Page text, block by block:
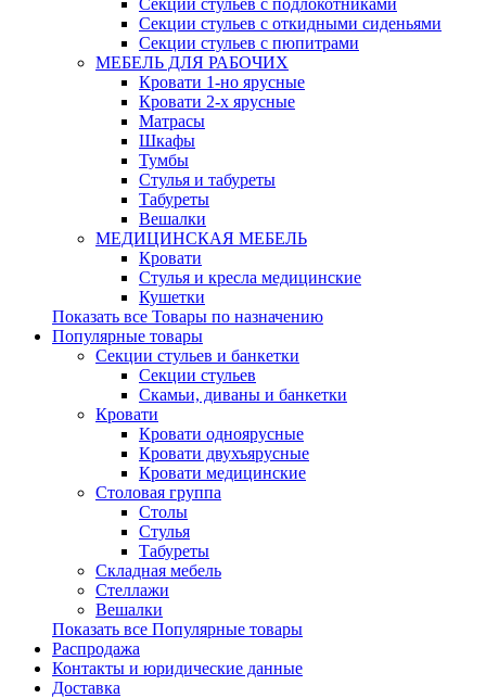
Секции стульев с подлокотниками
Секции стульев с откидными сиденьями
Секции стульев с пюпитрами
МЕБЕЛЬ ДЛЯ РАБОЧИХ
Кровати 1-но ярусные
Кровати 2-х ярусные
Матрасы
Шкафы
Тумбы
Стулья и табуреты
Табуреты
Вешалки
МЕДИЦИНСКАЯ МЕБЕЛЬ
Кровати
Стулья и кресла медицинские
Кушетки
Показать все Товары по назначению
Популярные товары
Секции стульев и банкетки
Секции стульев
Скамьи, диваны и банкетки
Кровати
Кровати одноярусные
Кровати двухъярусные
Кровати медицинские
Столовая группа
Столы
Стулья
Табуреты
Складная мебель
Стеллажи
Вешалки
Показать все Популярные товары
Распродажа
Контакты и юридические данные
Доставка